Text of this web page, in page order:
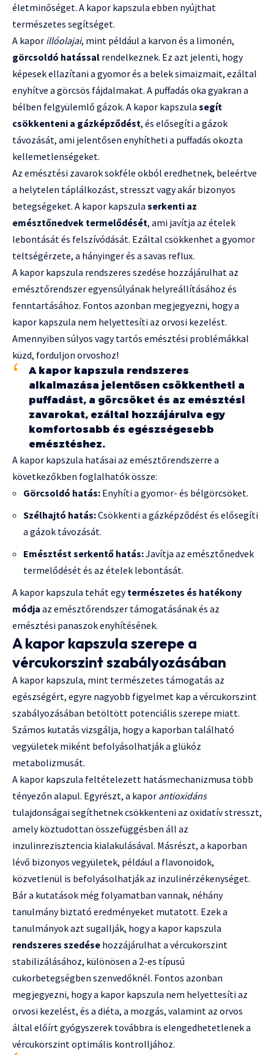
életminőséget. A kapor kapszula ebben nyújthat
természetes segítséget.
A kapor illóolajai, mint például a karvon és a limonén,
görcsoldó hatással rendelkeznek. Ez azt jelenti, hogy
képesek ellazítani a gyomor és a belek simaizmait, ezáltal
enyhítve a görcsös fájdalmakat. A puffadás oka gyakran a
bélben felgyülemlő gázok. A kapor kapszula segít
csökkenteni a gázképződést, és elősegíti a gázok
távozását, ami jelentősen enyhítheti a puffadás okozta
kellemetlenségeket.
Az emésztési zavarok sokféle okból eredhetnek, beleértve
a helytelen táplálkozást, stresszt vagy akár bizonyos
betegségeket. A kapor kapszula serkenti az
emésztőnedvek termelődését, ami javítja az ételek
lebontását és felszívódását. Ezáltal csökkenhet a gyomor
teltségérzete, a hányinger és a savas reflux.
A kapor kapszula rendszeres szedése hozzájárulhat az
emésztőrendszer egyensúlyának helyreállításához és
fenntartásához. Fontos azonban megjegyezni, hogy a
kapor kapszula nem helyettesíti az orvosi kezelést.
Amennyiben súlyos vagy tartós emésztési problémákkal
küzd, forduljon orvoshoz!
A kapor kapszula rendszeres
alkalmazása jelentősen csökkentheti a
puffadást, a görcsöket és az emésztési
zavarokat, ezáltal hozzájárulva egy
komfortosabb és egészségesebb
emésztéshez.
A kapor kapszula hatásai az emésztőrendszerre a
következőkben foglalhatók össze:
Görcsoldó hatás: Enyhíti a gyomor- és bélgörcsöket.
Szélhajtó hatás:Csökkenti a gázképződést és elősegíti
a gázok távozását.
Emésztést serkentő hatás:Javítja az emésztőnedvek
termelődését és az ételek lebontását.
A kapor kapszula tehát egytermészetes és hatékony
módja az emésztőrendszer támogatásának és az
emésztési panaszok enyhítésének.
A kapor kapszula szerepe a
vércukorszint szabályozásában
A kapor kapszula, mint természetes támogatás az
egészségért, egyre nagyobb figyelmet kap a vércukorszint
szabályozásában betöltött potenciális szerepe miatt.
Számos kutatás vizsgálja, hogy a kaporban található
vegyületek miként befolyásolhatják a glükóz
metabolizmusát.
A kapor kapszula feltételezett hatásmechanizmusa több
tényezőn alapul. Egyrészt, a kapor antioxidáns
tulajdonságai segíthetnek csökkenteni az oxidatív stresszt,
amely köztudottan összefüggésben áll az
inzulinrezisztencia kialakulásával. Másrészt, a kaporban
lévő bizonyos vegyületek, például a flavonoidok,
közvetlenül is befolyásolhatják az inzulinérzékenységet.
Bár a kutatások még folyamatban vannak, néhány
tanulmány biztató eredményeket mutatott. Ezek a
tanulmányok azt sugallják, hogy a kapor kapszula
rendszeres szedése hozzájárulhat a vércukorszint
stabilizálásához, különösen a 2-es típusú
cukorbetegségben szenvedőknél. Fontos azonban
megjegyezni, hogy a kapor kapszula nem helyettesíti az
orvosi kezelést, és a diéta, a mozgás, valamint az orvos
által előírt gyógyszerek továbbra is elengedhetetlenek a
vércukorszint optimális kontrolljához.